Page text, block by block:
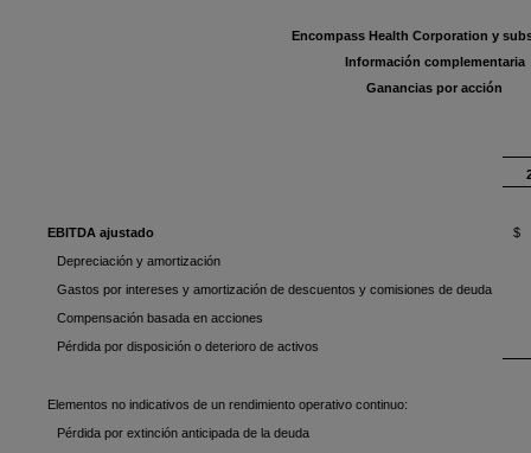
Encompass Health Corporation y
Información complementaria
Ganancias por acción
EBITDA ajustado
$
Depreciación y amortización
Gastos por intereses y amortización de descuentos y comisiones de deuda
Compensación basada en acciones
Pérdida por disposición o deterioro de activos
Elementos no indicativos de un rendimiento operativo continuo:
Pérdida por extinción anticipada de la deuda